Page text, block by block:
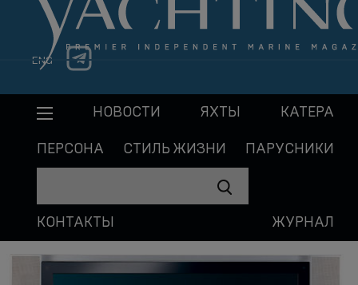
ENG
НОВОСТИ ЯХТЫ КАТЕРА
ПЕРСОНА СТИЛЬ ЖИЗНИ ПАРУСНИКИ
КОНТАКТЫ ЖУРНАЛ